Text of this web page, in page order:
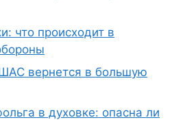
что происходит в
вернется в большую
в духовке: опасна ли